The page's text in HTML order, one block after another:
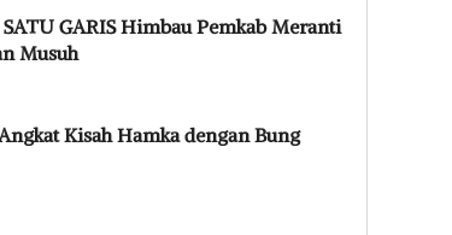
GARIS Himbau Pemkab Meranti
Musuh
Kisah Hamka dengan Bung